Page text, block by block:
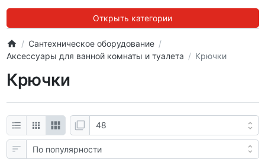
Открыть категории
Сантехническое оборудование
Аксессуары для ванной комнаты и туалета
Крючки
Крючки